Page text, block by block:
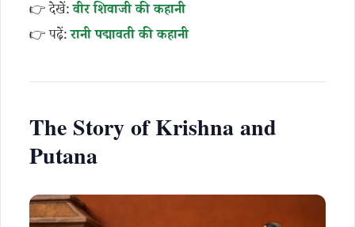
👉 देखें:वीर शिवाजी की कहानी
👉 पढ़ें:रानी पद्मावती की कहानी
The Story of Krishna and
Putana